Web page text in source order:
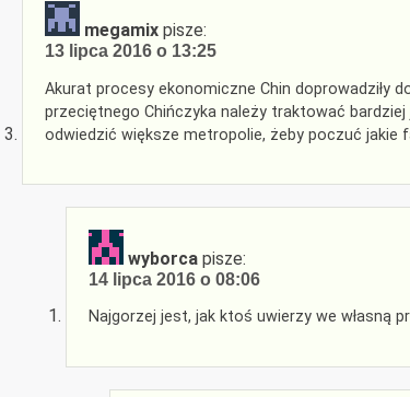
megamix pisze:
13 lipca 2016 o 13:25
Akurat procesy ekonomiczne Chin doprowadziły
przeciętnego Chińczyka należy traktować
odwiedzić większe metropolie, żeby poczuć
wyborca pisze:
14 lipca 2016 o 08:06
Najgorzej jest, jak ktoś uwierzy we własną